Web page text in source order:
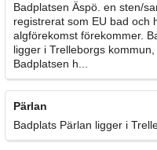
Badplatsen Äspö. en sten/
registrerat som EU bad och
algförekomst förekommer.
ligger i Trelleborgs
Badplatsen h...
Pärlan
Badplats Pärlan ligger i